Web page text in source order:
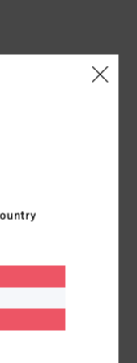
Material
5.0